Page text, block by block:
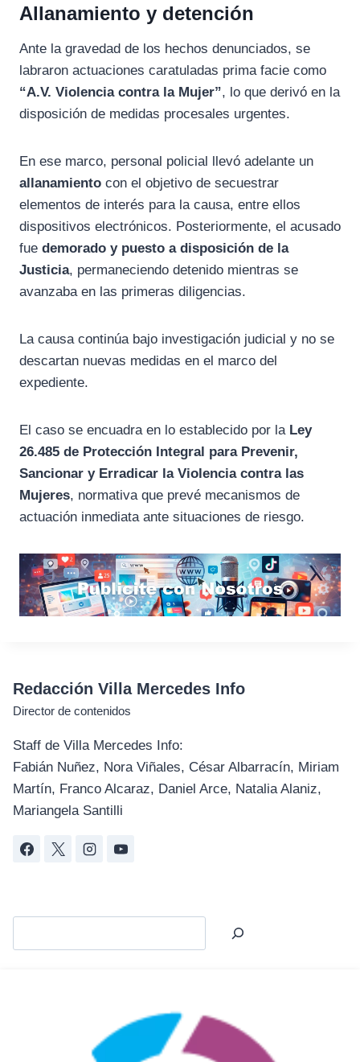
Allanamiento y detención
Ante la gravedad de los hechos denunciados, se
labraron actuaciones caratuladas prima facie como
“A.V. Violencia contra la Mujer”, lo que derivó en la
disposición de medidas procesales urgentes.
En ese marco, personal policial llevó adelante un
allanamiento con el objetivo de secuestrar
elementos de interés para la causa, entre ellos
dispositivos electrónicos. Posteriormente, el acusado
fue demorado y puesto a disposición de la
Justicia, permaneciendo detenido mientras se
avanzaba en las primeras diligencias.
La causa continúa bajo investigación judicial y no se
descartan nuevas medidas en el marco del
expediente.
El caso se encuadra en lo establecido por la Ley
26.485 de Protección Integral para Prevenir,
Sancionar y Erradicar la Violencia contra las
Mujeres, normativa que prevé mecanismos de
actuación inmediata ante situaciones de riesgo.
Redacción Villa Mercedes Info
Director de contenidos
Staff de Villa Mercedes Info:
Fabián Nuñez, Nora Viñales, César Albarracín, Miriam
Martín, Franco Alcaraz, Daniel Arce, Natalia Alaniz,
Mariangela Santilli